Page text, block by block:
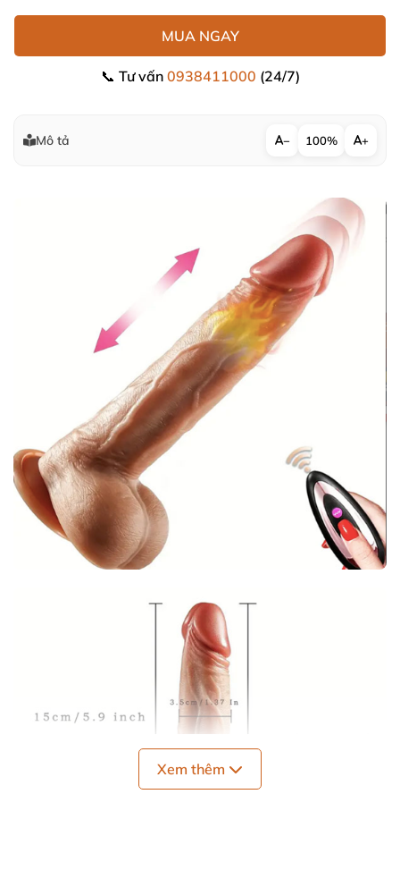
MUA NGAY
📞 Tư vấn 0938411000 (24/7)
Mô tả − 100% +
Xem thêm